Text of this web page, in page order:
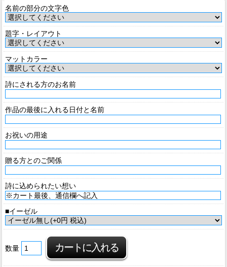
名前の部分の文字色
題字・レイアウト
マットカラー
詩にされる方のお名前
作品の最後に入れる日付と名前
お祝いの用途
贈る方とのご関係
詩に込められたい想い
■イーゼル
数量